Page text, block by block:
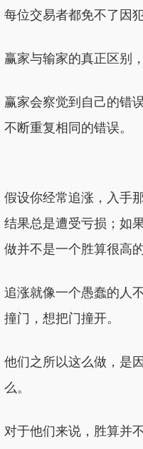
每位交易者都免不了因
赢家与输家的真正区别
赢家会察觉到自己的错
不断重复相同的错误。
假设你经常追涨，入手
结果总是遭受亏损；如
做并不是一个胜算很高的
追涨就像一个愚蠢的人
撞门，想把门撞开。
他们之所以这么做，是
么。
对于他们来说，胜算并